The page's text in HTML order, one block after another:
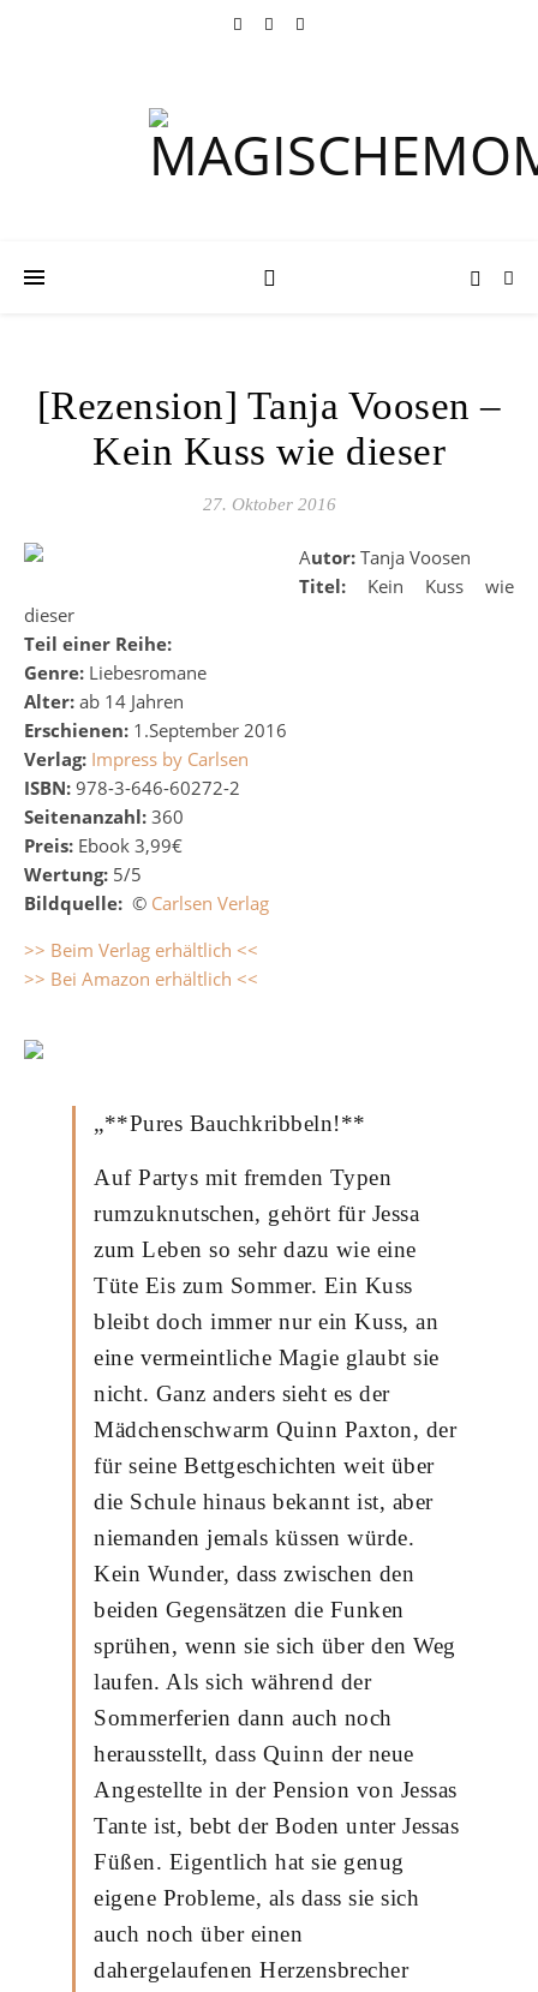
[Rezension] Tanja Voosen –
Kein Kuss wie dieser
27. Oktober 2016
Autor: Tanja Voosen
Titel: Kein Kuss wie
dieser
Teil einer Reihe:
Genre: Liebesromane
Alter: ab 14 Jahren
Erschienen: 1.September 2016
Verlag: Impress by Carlsen
ISBN: 978-3-646-60272-2
Seitenanzahl: 360
Preis: Ebook 3,99€
Wertung: 5/5
Bildquelle: © Carlsen Verlag
>> Beim Verlag erhältlich <<
>> Bei Amazon erhältlich <<
„**Pures Bauchkribbeln!**
Auf Partys mit fremden Typen
rumzuknutschen, gehört für Jessa
zum Leben so sehr dazu wie eine
Tüte Eis zum Sommer. Ein Kuss
bleibt doch immer nur ein Kuss, an
eine vermeintliche Magie glaubt sie
nicht. Ganz anders sieht es der
Mädchenschwarm Quinn Paxton, der
für seine Bettgeschichten weit über
die Schule hinaus bekannt ist, aber
niemanden jemals küssen würde.
Kein Wunder, dass zwischen den
beiden Gegensätzen die Funken
sprühen, wenn sie sich über den Weg
laufen. Als sich während der
Sommerferien dann auch noch
herausstellt, dass Quinn der neue
Angestellte in der Pension von Jessas
Tante ist, bebt der Boden unter Jessas
Füßen. Eigentlich hat sie genug
eigene Probleme, als dass sie sich
auch noch über einen
dahergelaufenen Herzensbrecher